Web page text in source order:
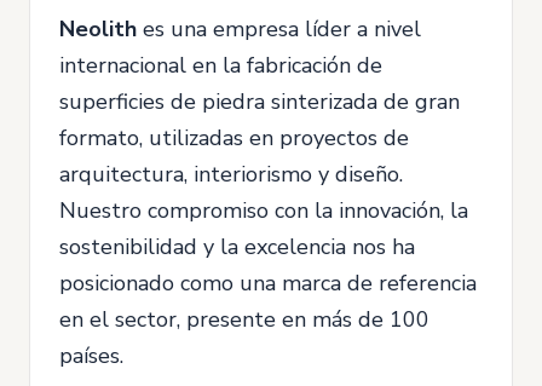
Neolith es una empresa líder a nivel
internacional en la fabricación de
superficies de piedra sinterizada de gran
formato, utilizadas en proyectos de
arquitectura, interiorismo y diseño.
Nuestro compromiso con la innovación, la
sostenibilidad y la excelencia nos ha
posicionado como una marca de referencia
en el sector, presente en más de 100
países.